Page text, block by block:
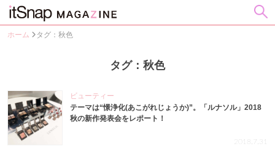
ホーム タグ：秋色
タグ：秋色
ビューティー
テーマは“憬浄化(あこがれじょうか)”。「ルナソル」2018
秋の新作発表会をレポート！
2018.7.31